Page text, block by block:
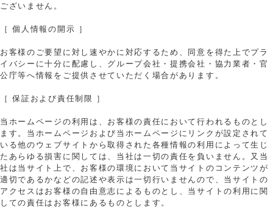
ございません。
［ 個人情報の開示 ］
お客様のご要望に対し速やかに対応するため、同意を得た上でプラ
イバシーに十分に配慮し、グループ会社・提携会社・協力業者・官
公庁等へ情報をご提供させていただく場合があります。
［ 保証および責任制限 ］
当ホームページの利用は、お客様の責任において行われるものとし
ます。当ホームページおよび当ホームページにリンクが設定されて
いる他のウェブサイトから取得された各種情報の利用によって生じ
たあらゆる損害に関しては、当社は一切の責任を負いません。又当
社は当サイト上で、お客様の環境において当サイトのコンテンツが
適切であるかなどの記述や表示は一切行いませんので、当サイトの
アクセスはお客様の自由意志によるものとし、当サイトの利用に関
しての責任はお客様にあるものとします。